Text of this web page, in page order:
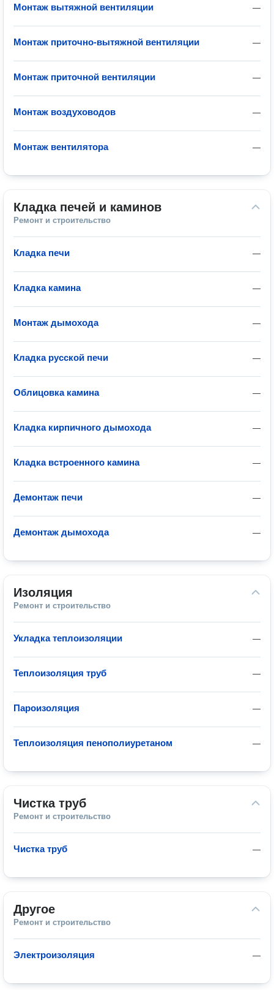
—
Монтаж вытяжной вентиляции
—
Монтаж приточно-вытяжной вентиляции
—
Монтаж приточной вентиляции
—
Монтаж воздуховодов
—
Монтаж вентилятора
Кладка печей и каминов
Ремонт и строительство
—
Кладка печи
—
Кладка камина
—
Монтаж дымохода
—
Кладка русской печи
—
Облицовка камина
—
Кладка кирпичного дымохода
—
Кладка встроенного камина
—
Демонтаж печи
—
Демонтаж дымохода
Изоляция
Ремонт и строительство
—
Укладка теплоизоляции
—
Теплоизоляция труб
—
Пароизоляция
—
Теплоизоляция пенополиуретаном
Чистка труб
Ремонт и строительство
—
Чистка труб
Другое
Ремонт и строительство
—
Электроизоляция